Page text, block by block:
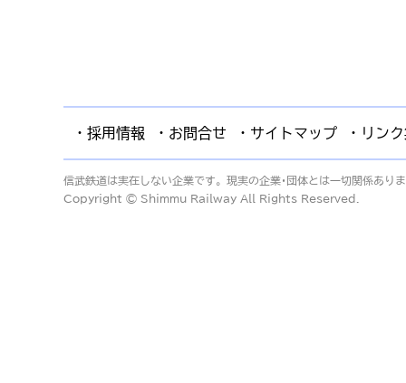
・採用情報 ・お問合せ ・サイトマップ ・リン
信武鉄道は実在しない企業です。現実の企業･団体とは一切関係あり
Copyright © Shimmu Railway All Rights Reserved.